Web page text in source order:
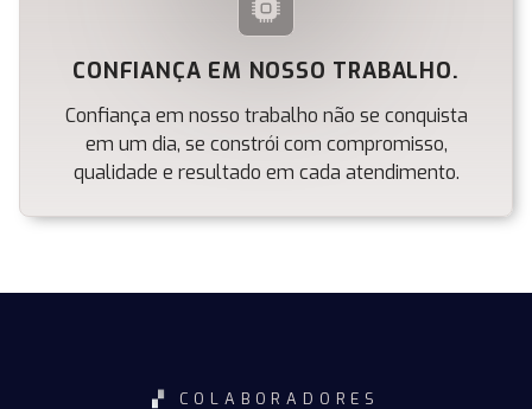
CONFIANÇA EM NOSSO TRABALHO.
Confiança em nosso trabalho não se conquista
em um dia, se constrói com compromisso,
qualidade e resultado em cada atendimento.
▞ COLABORADORES